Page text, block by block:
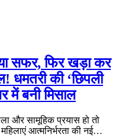
सफर, फिर खड़ा कर
धमतरी की ‘छिपली
में बनी मिसाल
और सामूहिक प्रयास हो तो
आत्मनिर्भरता की नई…